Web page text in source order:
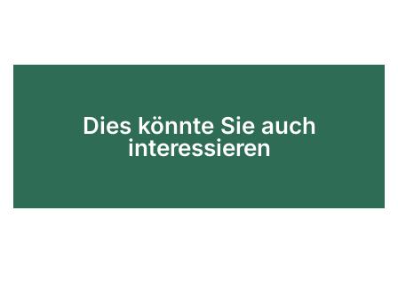
Dies könnte Sie auch
interessieren